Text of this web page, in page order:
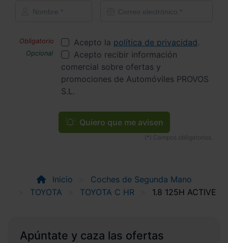
Acepto la política de privacidad.
Acepto recibir información
comercial sobre ofertas y
promociones de Automóviles PROVOS
S.L.
Quiero que me avisen
Inicio
Coches de Segunda Mano
TOYOTA
TOYOTA C HR 1.8 125H ACTIVE
Apúntate y caza las ofertas